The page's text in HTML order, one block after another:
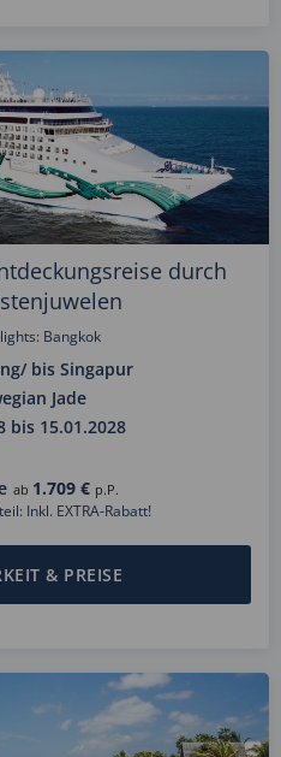
durch
Bangkok
bis Singapur
Jade
bis 15.01.2028
ab 1.709 € p.P.
Inkl. EXTRA-Rabatt!
& PREISE